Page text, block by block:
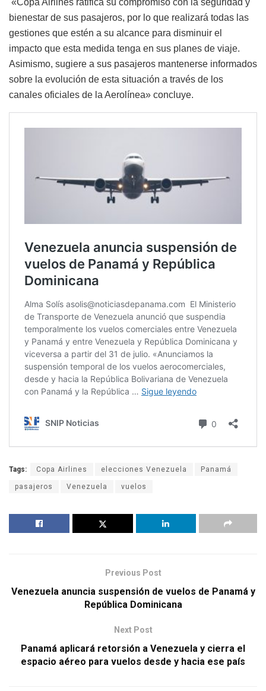
«Copa Airlines ratifica su compromiso con la seguridad y
bienestar de sus pasajeros, por lo que realizará todas las
gestiones que estén a su alcance para disminuir el
impacto que esta medida tenga en sus planes de viaje.
Asimismo, sugiere a sus pasajeros mantenerse informados
sobre la evolución de esta situación a través de los
canales oficiales de la Aerolínea» concluye.
Tags: Copa Airlines elecciones Venezuela Panamá
pasajeros Venezuela vuelos
Previous Post
Venezuela anuncia suspensión de vuelos de Panamá y
República Dominicana
Next Post
Panamá aplicará retorsión a Venezuela y cierra el
espacio aéreo para vuelos desde y hacia ese país